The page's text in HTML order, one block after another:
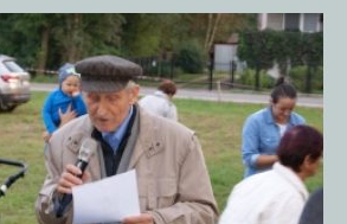
Historyczny 15.09.20185